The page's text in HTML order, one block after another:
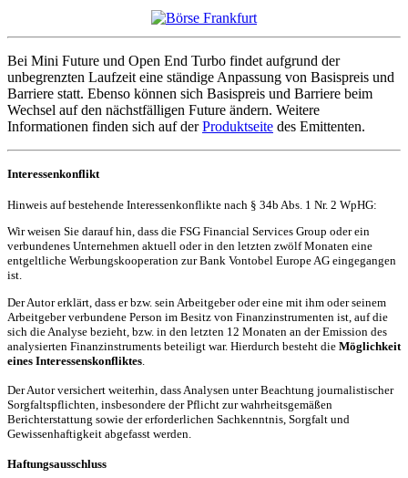
Bei Mini Future und Open End Turbo findet aufgrund der
unbegrenzten Laufzeit eine ständige Anpassung von Basispreis und
Barriere statt. Ebenso können sich Basispreis und Barriere beim
Wechsel auf den nächstfälligen Future ändern. Weitere
Informationen finden sich auf derProduktseite des Emittenten.
Interessenkonflikt
Hinweis auf bestehende Interessenkonflikte nach § 34b Abs. 1 Nr. 2 WpHG:
Wir weisen Sie darauf hin, dass die FSG Financial Services Group oder ein
verbundenes Unternehmen aktuell oder in den letzten zwölf Monaten eine
entgeltliche Werbungskooperation zur Bank Vontobel Europe AG eingegangen
ist.
Der Autor erklärt, dass er bzw. sein Arbeitgeber oder eine mit ihm oder seinem
Arbeitgeber verbundene Person im Besitz von Finanzinstrumenten ist, auf die
sich die Analyse bezieht, bzw. in den letzten 12 Monaten an der Emission des
analysierten Finanzinstruments beteiligt war. Hierdurch besteht die Möglichkeit
eines Interessenskonfliktes
Der Autor versichert weiterhin, dass Analysen unter Beachtung journalistischer
Sorgfaltspflichten, insbesondere der Pflicht zur wahrheitsgemäßen
Berichterstattung sowie der erforderlichen Sachkenntnis, Sorgfalt und
Gewissenhaftigkeit abgefasst werden.
Haftungsausschluss